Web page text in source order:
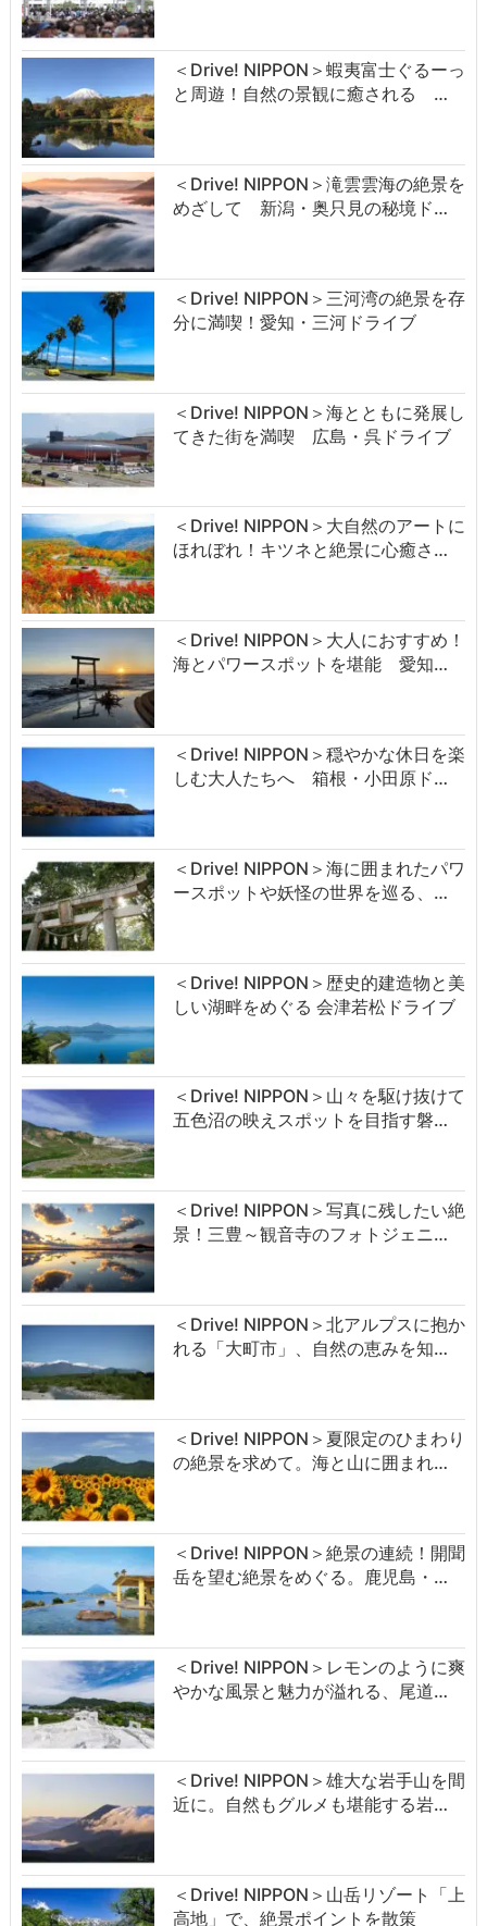
＜Drive! NIPPON＞蝦夷富士ぐるーっ
と周遊！自然の景観に癒される …
＜Drive! NIPPON＞滝雲雲海の絶景を
めざして 新潟・奥只見の秘境ド…
＜Drive! NIPPON＞三河湾の絶景を存
分に満喫！愛知・三河ドライブ
＜Drive! NIPPON＞海とともに発展し
てきた街を満喫 広島・呉ドライブ
＜Drive! NIPPON＞大自然のアートに
ほれぼれ！キツネと絶景に心癒さ…
＜Drive! NIPPON＞大人におすすめ！
海とパワースポットを堪能 愛知…
＜Drive! NIPPON＞穏やかな休日を楽
しむ大人たちへ 箱根・小田原ド…
＜Drive! NIPPON＞海に囲まれたパワ
ースポットや妖怪の世界を巡る、…
＜Drive! NIPPON＞歴史的建造物と美
しい湖畔をめぐる 会津若松ドライブ
＜Drive! NIPPON＞山々を駆け抜けて
五色沼の映えスポットを目指す磐…
＜Drive! NIPPON＞写真に残したい絶
景！三豊～観音寺のフォトジェニ…
＜Drive! NIPPON＞北アルプスに抱か
れる「大町市」、自然の恵みを知…
＜Drive! NIPPON＞夏限定のひまわり
の絶景を求めて。海と山に囲まれ…
＜Drive! NIPPON＞絶景の連続！開聞
岳を望む絶景をめぐる。鹿児島・…
＜Drive! NIPPON＞レモンのように爽
やかな風景と魅力が溢れる、尾道…
＜Drive! NIPPON＞雄大な岩手山を間
近に。自然もグルメも堪能する岩…
＜Drive! NIPPON＞山岳リゾート「上
高地」で、絶景ポイントを散策